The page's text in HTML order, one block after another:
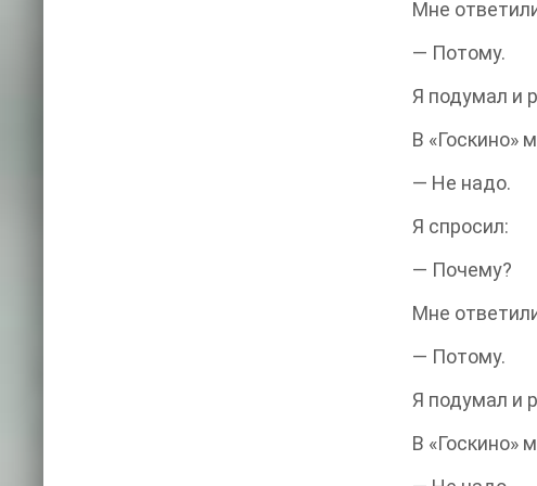
Мне
— Потому.
Я подумал и
В «Госкино»
— Не надо.
Я спросил:
— Почему?
Мне
— Потому.
Я подумал и
В «Госкино»